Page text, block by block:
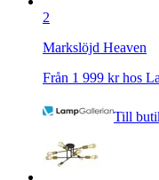
2
Markslöjd Heaven
Från 1 999 kr hos
Till